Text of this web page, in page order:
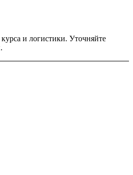
и логистики. Уточняйте